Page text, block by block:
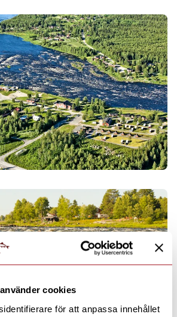
cookies
för att anpassa innehållet